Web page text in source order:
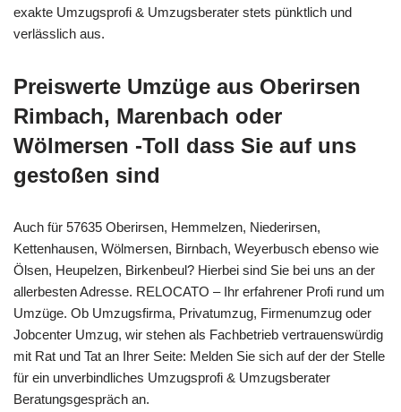
exakte Umzugsprofi & Umzugsberater stets pünktlich und
verlässlich aus.
Preiswerte Umzüge aus Oberirsen
Rimbach, Marenbach oder
Wölmersen -Toll dass Sie auf uns
gestoßen sind
Auch für 57635 Oberirsen, Hemmelzen, Niederirsen,
Kettenhausen, Wölmersen, Birnbach, Weyerbusch ebenso wie
Ölsen, Heupelzen, Birkenbeul? Hierbei sind Sie bei uns an der
allerbesten Adresse. RELOCATO – Ihr erfahrener Profi rund um
Umzüge. Ob Umzugsfirma, Privatumzug, Firmenumzug oder
Jobcenter Umzug, wir stehen als Fachbetrieb vertrauenswürdig
mit Rat und Tat an Ihrer Seite: Melden Sie sich auf der der Stelle
für ein unverbindliches Umzugsprofi & Umzugsberater
Beratungsgespräch an.